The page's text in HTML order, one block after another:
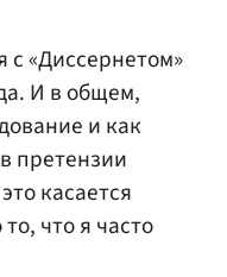
«Диссернетом»
И в общем,
и как
претензии
касается
что я часто